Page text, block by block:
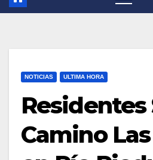
NOTICIAS ULTIMA HORA
Residentes
Camino